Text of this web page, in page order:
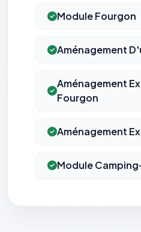
Module Fourgon
Aménagement
Aménagement
Fourgon
Aménagement
Module